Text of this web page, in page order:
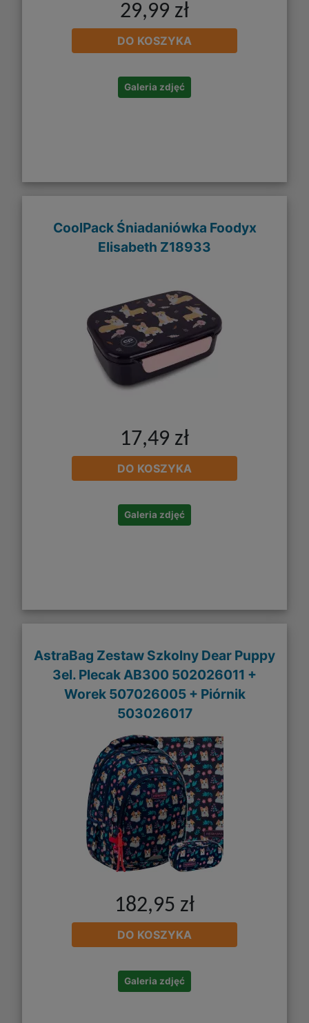
29,99 zł
DO KOSZYKA
Galeria zdjęć
CoolPack Śniadaniówka Foodyx
Elisabeth Z18933
17,49 zł
DO KOSZYKA
Galeria zdjęć
AstraBag Zestaw Szkolny Dear Puppy
3el. Plecak AB300 502026011 +
Worek 507026005 + Piórnik
503026017
182,95 zł
DO KOSZYKA
Galeria zdjęć